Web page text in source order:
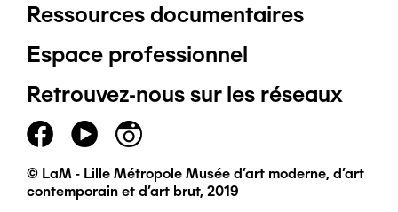
Pied
de
page
principal
Ressources documentaires
Espace professionnel
Retrouvez-nous sur les réseaux
© LaM - Lille Métropole Musée d'art moderne, d'art
contemporain et d'art brut, 2019